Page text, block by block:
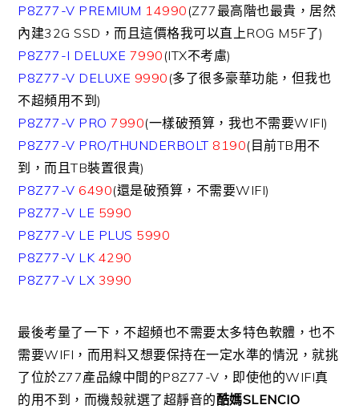
P8Z77-V PREMIUM 14990 (Z77最高階也最貴，居然
內建32G SSD，而且這價格我可以直上ROG M5F了)
P8Z77-I DELUXE 7990 (ITX不考慮)
P8Z77-V DELUXE 9990 (多了很多豪華功能，但我也
不超頻用不到)
P8Z77-V PRO7990(一樣破預算，我也不需要WIFI)
P8Z77-V PRO/THUNDERBOLT 8190(目前TB用不
到，而且TB裝置很貴)
P8Z77-V 6490(還是破預算，不需要WIFI)
P8Z77-V LE 5990
P8Z77-V LE PLUS 5990
P8Z77-V LK 4290
P8Z77-V LX 3990
最後考量了一下，不超頻也不需要太多特色軟體，也不
需要WIFI，而用料又想要保持在一定水準的情況，就挑
了位於Z77產品線中間的P8Z77-V，即使他的WIFI真
的用不到，而機殼就選了超靜音的酷媽SLENCIO